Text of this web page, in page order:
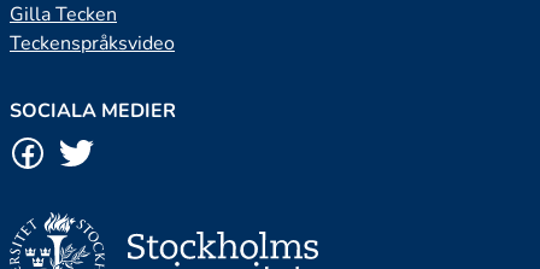
Gilla Tecken
Teckenspråksvideo
SOCIALA MEDIER